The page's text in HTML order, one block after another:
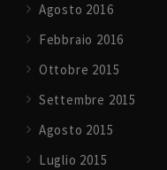
Agosto 2016
Febbraio 2016
Ottobre 2015
Settembre 2015
Agosto 2015
Luglio 2015